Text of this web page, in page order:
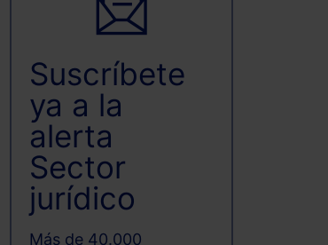
Suscríbete
ya a la
alerta
Sector
jurídico
Más de 40.000